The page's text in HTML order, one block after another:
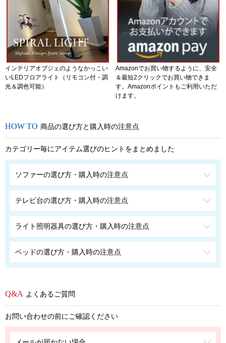
インテリアオブジェのようなかっこい
いLEDフロアライト（リモコン付・調
光＆調色可能）
Amazonでお買い物するように、安全
＆最短2クリックでお買い物できま
す。Amazonポイントもご利用いただ
けます。
商品の選び方と購入時の注意点
カテゴリー毎にアイテム選びのヒントをまとめました
ソファーの選び方・購入時の注意点
テレビ台の選び方・購入時の注意点
ライト照明器具の選び方・購入時の注意点
ベッドの選び方・購入時の注意点
よくあるご質問
お問い合わせの前にご確認ください